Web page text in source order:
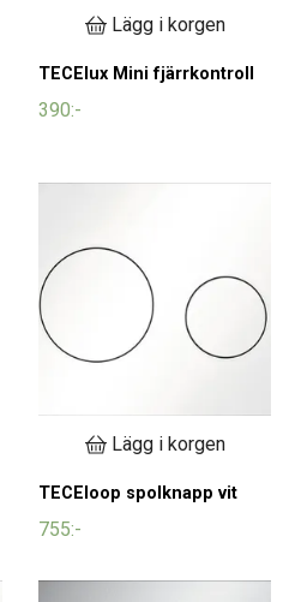
Lägg i korgen
TECElux Mini fjärrkontroll
390:-
Lägg i korgen
TECEloop spolknapp vit
755:-